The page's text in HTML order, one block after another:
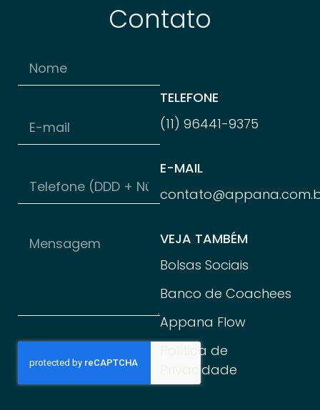
Contato
TELEFONE
(11) 96441-9375
E-MAIL
VEJA TAMBÉM
Bolsas Sociais
Banco de Coachees
Appana Flow
Política de
Privacidade